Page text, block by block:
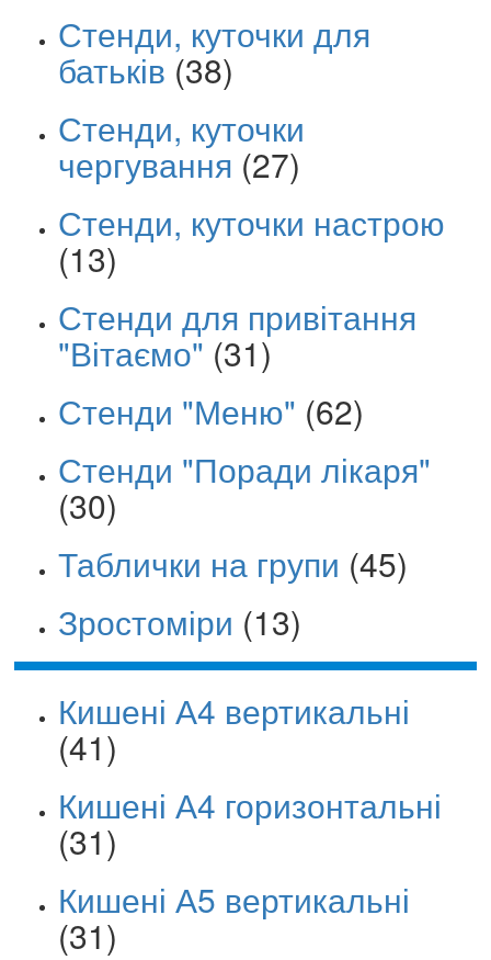
Стенди, куточки для
батьків (38)
Стенди, куточки
чергування (27)
Стенди, куточки настрою
(13)
Стенди для привітання
"Вітаємо" (31)
Стенди "Меню" (62)
Стенди "Поради лікаря"
(30)
Таблички на групи (45)
Зростоміри (13)
Кишені А4 вертикальні
(41)
Кишені А4 горизонтальні
(31)
Кишені А5 вертикальні
(31)